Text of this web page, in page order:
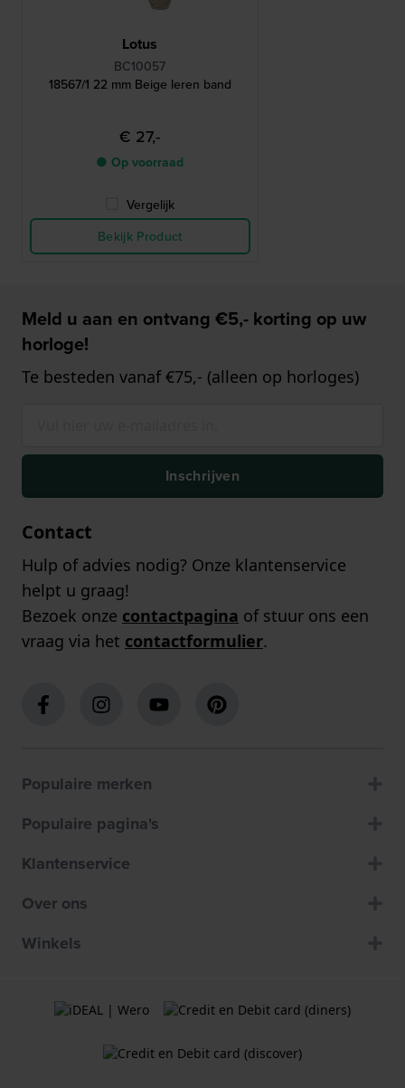
Lotus
BC10057
18567/1 22 mm Beige leren band
€ 27,-
● Op voorraad
Vergelijk
Bekijk Product
Meld u aan en ontvang €5,- korting op uw
horloge!
Te besteden vanaf €75,- (alleen op horloges)
Inschrijven
Contact
Hulp of advies nodig? Onze klantenservice
helpt u graag!
Bezoek onze contactpagina of stuur ons een
vraag via het contactformulier.
Populaire merken
Populaire pagina's
Klantenservice
Over ons
Winkels